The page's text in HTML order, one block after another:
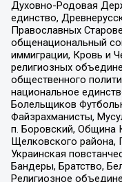
Духовно-Родовая
единство,
Православных
общенациональный
иммиграции, Кровь и
религиозных
общественного
национальное
Болельщиков
Файзрахманисты,
п. Боровский, Община
Щелковского
Украинская
Бандеры, Братство,
Религиозное